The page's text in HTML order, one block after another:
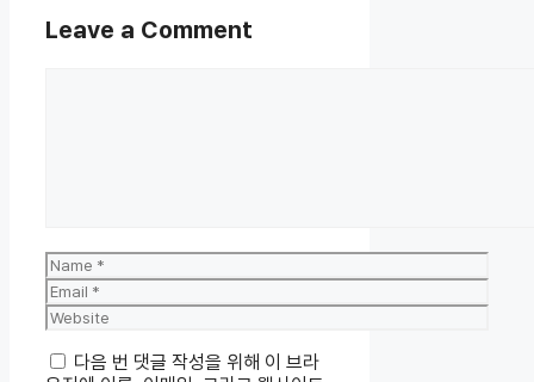
Leave a Comment
Name
Email
Website
다음 번 댓글 작성을 위해 이 브라